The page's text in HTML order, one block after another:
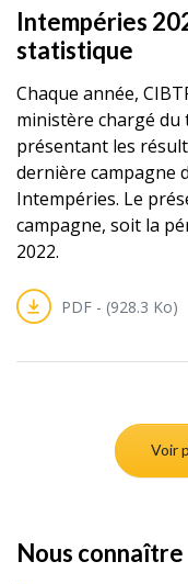
Intempéries
statistique
Chaque année,
ministère chargé
présentant les
dernière campagne
Intempéries. Le
campagne, soit la
2022.
PDF - (928.3 Ko)
Voir
Nous connaître